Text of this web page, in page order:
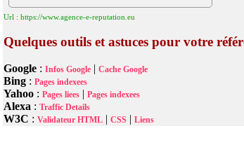
Url : https://www.agence-e-reputation.eu
Quelques outils et astuces pour votre
Google: Infos Google| Cache Google
Bing: Pages indexees
Yahoo: Pages liees| Pages indexees
Alexa: Traffic Details
W3C : Validateur HTML| CSS | Liens